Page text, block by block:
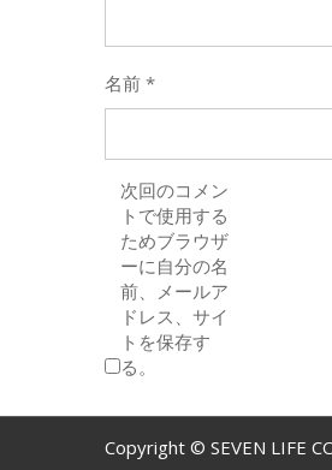
名前 *
次回のコメン
トで使用する
ためブラウザ
ーに自分の名
前、メールア
ドレス、サイ
トを保存す
る。
Copyright © SEVEN LIFE